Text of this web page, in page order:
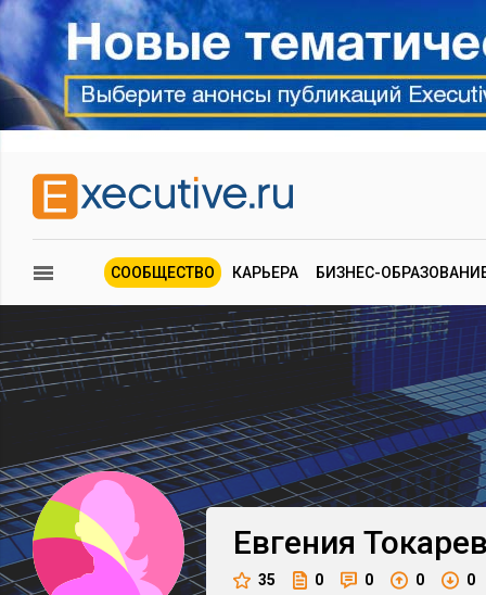
СООБЩЕСТВО КАРЬЕРА БИЗНЕС-
Евгения
35 0 0 0 0